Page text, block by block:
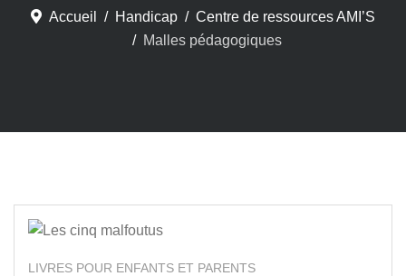
Accueil Handicap
Centre de ressources AMI’S
Malles pédagogiques
LIVRES POUR ENFANTS ET PARENTS